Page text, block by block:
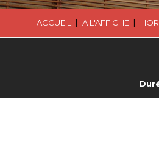
ACCUEIL | A L'AFFICHE |